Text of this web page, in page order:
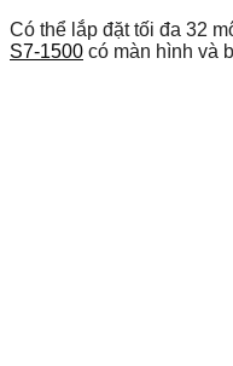
Có thể lắp đặt tối đa 32
S7-1500 có màn hình và